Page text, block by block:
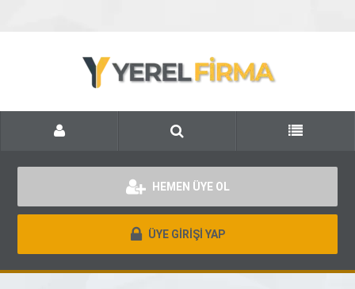
HEMEN ÜYE OL
ÜYE GİRİŞİ YAP